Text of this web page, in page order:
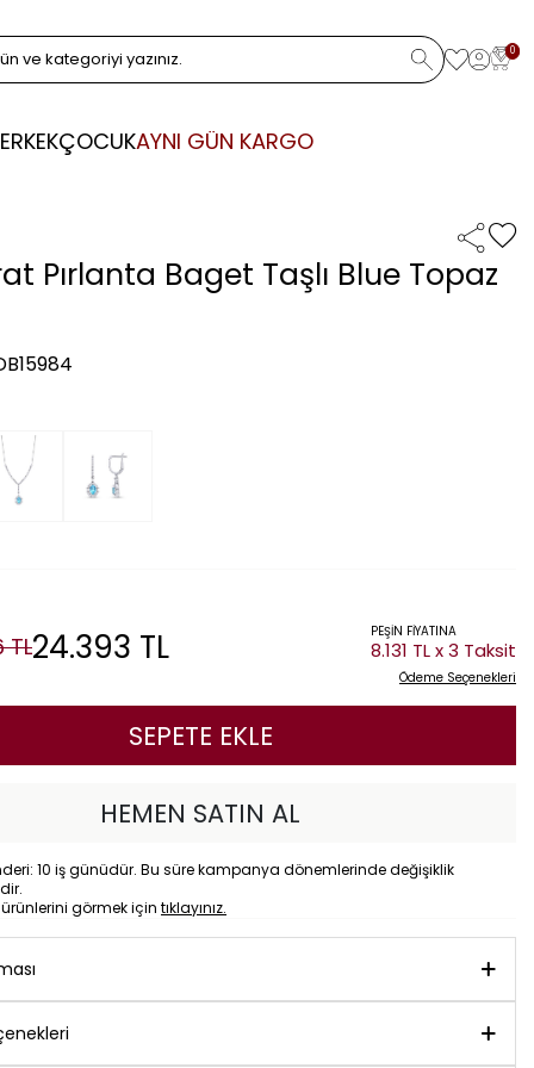
0
ERKEKÇOCUKAYNI GÜN KARGO
Pırlanta Baget Taşlı Blue Topaz
TL24.393 TL PEŞİN FİYATINA
8.131 TL x 3 Taksit
Ödeme Seçenekleri
SEPETE EKLE
HEMEN SATIN AL
10 iş günüdür. Bu süre kampanya dönemlerinde değişiklik
ürünlerini görmek için tıklayınız.